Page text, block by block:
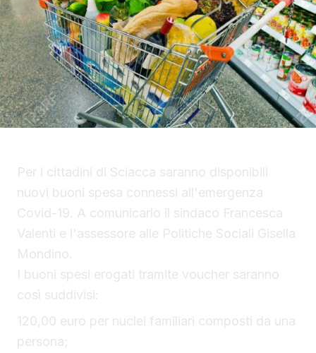
Per i cittadini di Sciacca saranno disponibili
nuovi buoni spesa connessi all'emergenza
Covid-19. A comunicarlo il sindaco Francesca
Valenti e l'assessore alle Politiche Sociali Gisella
Mondino.
I buoni spesi erogati tramite voucher saranno
così suddivisi:
120,00 euro per nuclei familiari composti da una
persona;